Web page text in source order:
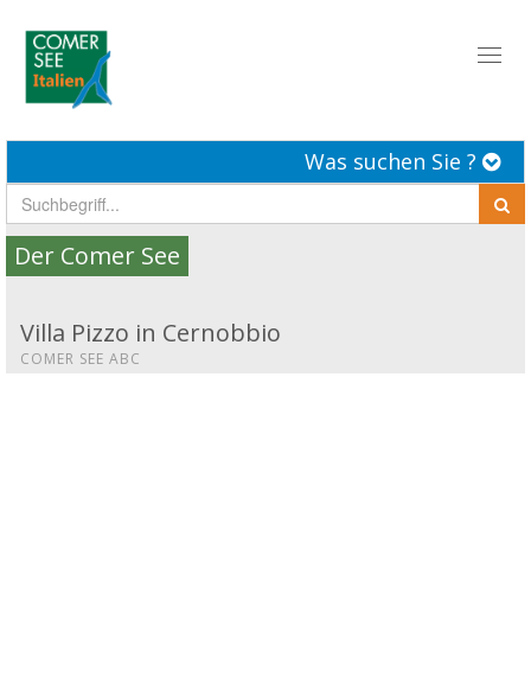
Was suchen Sie ?
Der Comer See
Villa Pizzo in Cernobbio
COMER SEE ABC